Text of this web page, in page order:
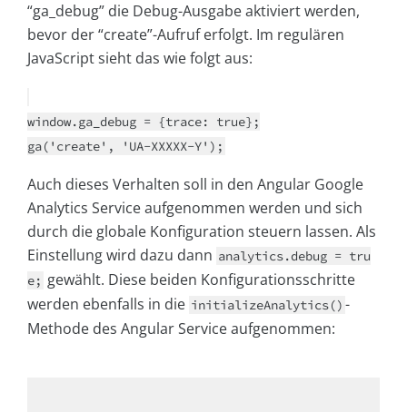
“ga_debug” die Debug-Ausgabe aktiviert werden,
bevor der “create”-Aufruf erfolgt. Im regulären
JavaScript sieht das wie folgt aus:
window.ga_debug = {trace: true};
ga('create', 'UA-XXXXX-Y');
Auch dieses Verhalten soll in den Angular Google
Analytics Service aufgenommen werden und sich
durch die globale Konfiguration steuern lassen. Als
Einstellung wird dazu dann analytics.debug = tru
e; gewählt. Diese beiden Konfigurationsschritte
werden ebenfalls in die initializeAnalytics() -
Methode des Angular Service aufgenommen: